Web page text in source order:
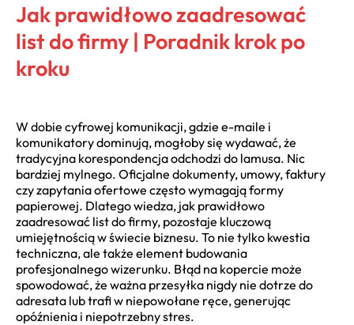
Jak prawidłowo zaadresować
list do firmy | Poradnik krok po
kroku
W dobie cyfrowej komunikacji, gdzie e-maile i
komunikatory dominują, mogłoby się wydawać, że
tradycyjna korespondencja odchodzi do lamusa. Nic
bardziej mylnego. Oficjalne dokumenty, umowy, faktury
czy zapytania ofertowe często wymagają formy
papierowej. Dlatego wiedza, jak prawidłowo
zaadresować list do firmy, pozostaje kluczową
umiejętnością w świecie biznesu. To nie tylko kwestia
techniczna, ale także element budowania
profesjonalnego wizerunku. Błąd na kopercie może
spowodować, że ważna przesyłka nigdy nie dotrze do
adresata lub trafi w niepowołane ręce, generując
opóźnienia i niepotrzebny stres.